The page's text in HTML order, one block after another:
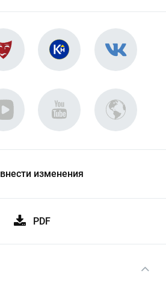
внести изменения
PDF